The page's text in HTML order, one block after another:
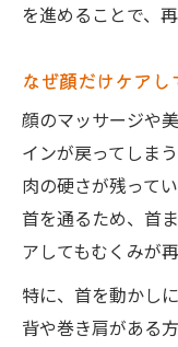
を進めることで、
なぜ顔だけケア
顔のマッサージや
インが戻ってしま
肉の硬さが残って
首を通るため、首
アしてもむくみが
特に、首を動かし
背や巻き肩がある